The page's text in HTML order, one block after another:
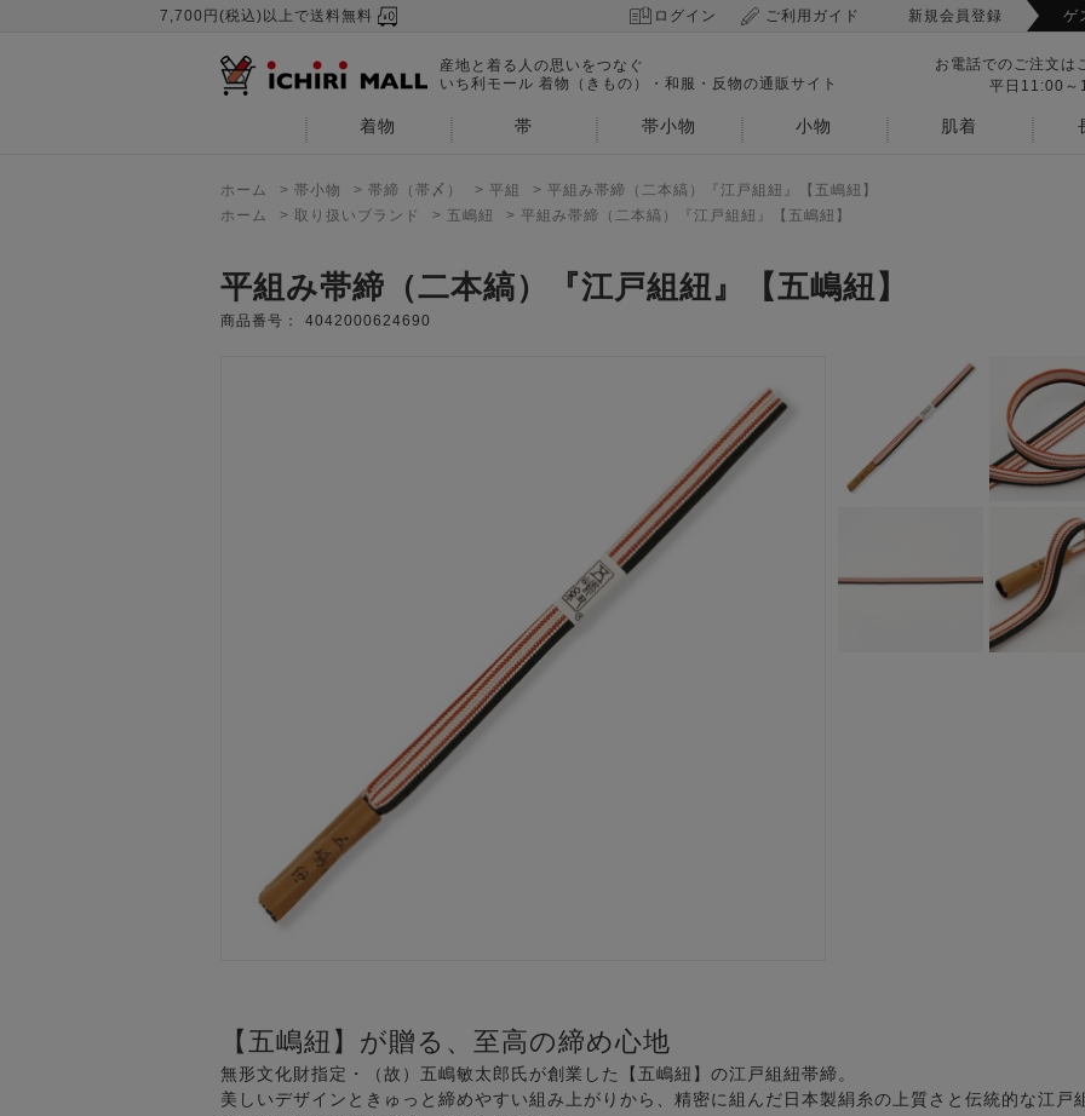
7,700円(税込)以上で送料無料 ログイン ご利用ガイド 新規会員登録 ゲ
産地と着る人の思いをつなぐ
いち利モール 着物（きもの）・和服・反物の通販サイト
お電話でのご注文は
平日11:00～
着物 帯 帯小物 小物 肌着
ホーム > 帯小物 > 帯締（帯〆） > 平組 > 平組み帯締（二本縞）『江戸組紐』【五嶋紐】
ホーム
> 取り扱いブランド > 五嶋紐 > 平組み帯締（二本縞）『江戸組紐』【五嶋紐】
平組み帯締（二本縞）『江戸組紐』【五嶋紐】
商品番号： 4042000624690
【五嶋紐】が贈る、至高の締め心地
無形文化財指定・（故）五嶋敏太郎氏が創業した【五嶋紐】の江戸組紐帯締。
美しいデザインときゅっと締めやすい組み上がりから、精密に組んだ日本製絹糸の上質さと伝統的な江戸